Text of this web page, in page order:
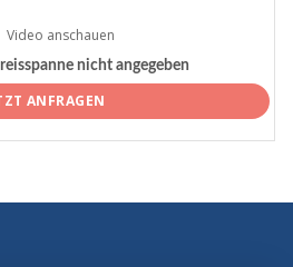
Video anschauen
nicht angegeben
ANFRAGEN